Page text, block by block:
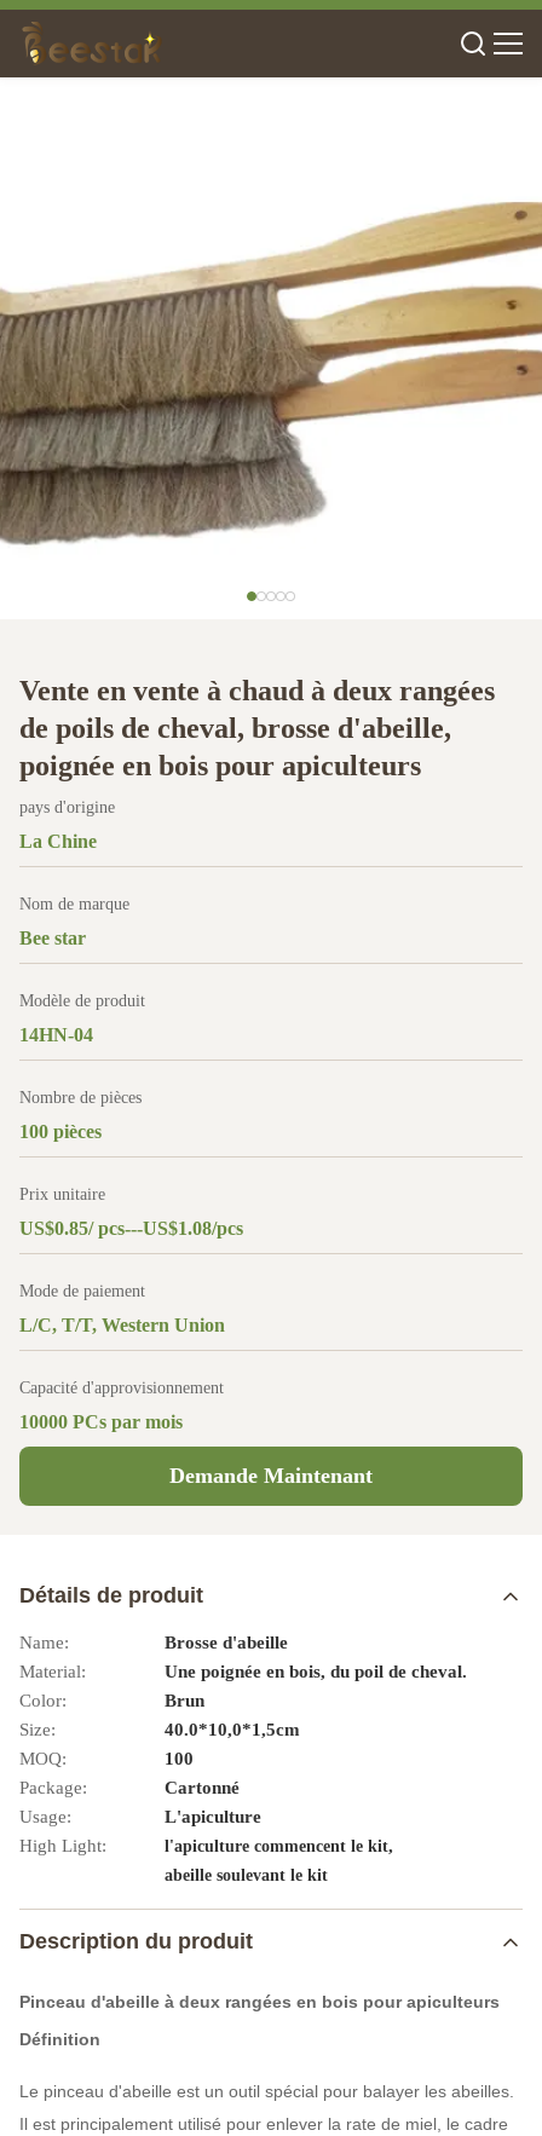
Vente en vente à chaud à deux rangées
de poils de cheval, brosse d'abeille,
poignée en bois pour apiculteurs
pays d'origine
La Chine
Nom de marque
Bee star
Modèle de produit
14HN-04
Nombre de pièces
100 pièces
Prix unitaire
US$0.85/ pcs---US$1.08/pcs
Mode de paiement
L/C, T/T, Western Union
Capacité d'approvisionnement
10000 PCs par mois
Demande Maintenant
Détails de produit
Name:
Brosse d'abeille
Material:
Une poignée en bois, du poil de cheval.
Color:
Brun
Size:
40.0*10,0*1,5cm
MOQ:
100
Package:
Cartonné
Usage:
L'apiculture
High Light:
l'apiculture commencent le kit,
abeille soulevant le kit
Description du produit
Pinceau d'abeille à deux rangées en bois pour apiculteurs
Définition
Le pinceau d'abeille est un outil spécial pour balayer les abeilles.
Il est principalement utilisé pour enlever la rate de miel, le cadre